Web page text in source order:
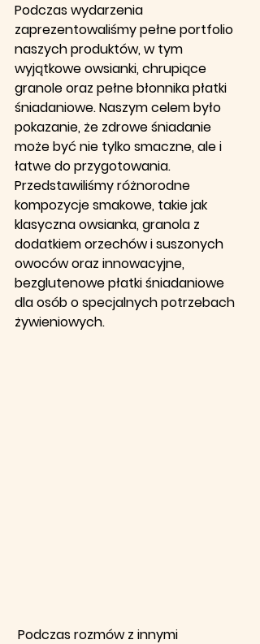
Podczas wydarzenia
zaprezentowaliśmy pełne portfolio
naszych produktów, w tym
wyjątkowe owsianki, chrupiące
granole oraz pełne błonnika płatki
śniadaniowe. Naszym celem było
pokazanie, że zdrowe śniadanie
może być nie tylko smaczne, ale i
łatwe do przygotowania.
Przedstawiliśmy różnorodne
kompozycje smakowe, takie jak
klasyczna owsianka, granola z
dodatkiem orzechów i suszonych
owoców oraz innowacyjne,
bezglutenowe płatki śniadaniowe
dla osób o specjalnych potrzebach
żywieniowych.